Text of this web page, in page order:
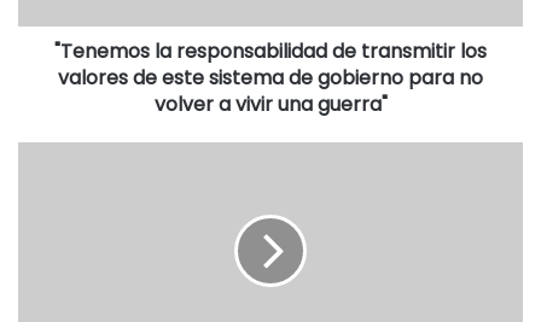
"Tenemos la responsabilidad de transmitir los
valores de este sistema de gobierno para no
volver a vivir una guerra"